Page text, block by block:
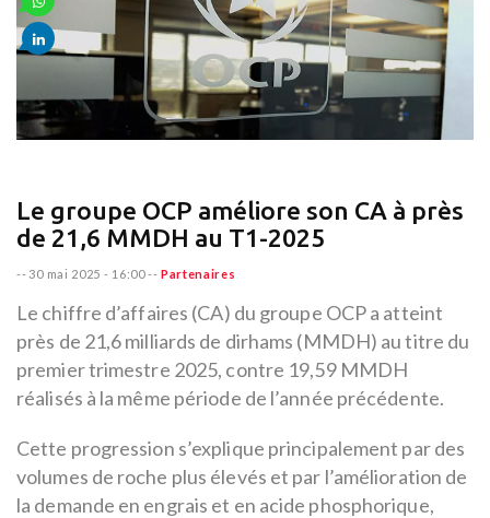
Le groupe OCP améliore son CA à près
de 21,6 MMDH au T1-2025
-- 30 mai 2025 - 16:00-- Partenaires
Le chiffre d’affaires (CA) du groupe OCP a atteint
près de 21,6 milliards de dirhams (MMDH) au titre du
premier trimestre 2025, contre 19,59 MMDH
réalisés à la même période de l’année précédente.
Cette progression s’explique principalement par des
volumes de roche plus élevés et par l’amélioration de
la demande en engrais et en acide phosphorique,